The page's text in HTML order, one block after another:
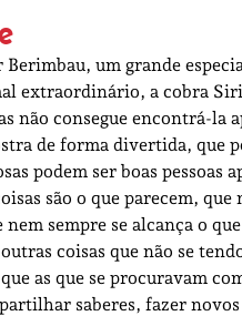
Berimbau, um grande
extraordinário, a cobra
não consegue encontrá-la
de forma divertida, que
podem ser boas pessoas
são o que parecem,
nem sempre se alcança o
coisas que não se
as que se procuravam
saberes, fazer